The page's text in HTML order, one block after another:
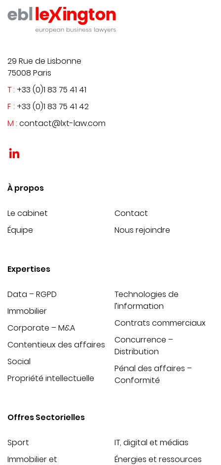
29 Rue de Lisbonne
75008 Paris
T : +33 (0)1 83 75 41 41
F : +33 (0)1 83 75 41 42
M : contact@lxt-law.com
À propos
Le cabinet
Équipe
Contact
Nous rejoindre
Expertises
Data – RGPD
Immobilier
Corporate – M&A
Contentieux des affaires
Social
Propriété intellectuelle
Technologies de
l’information
Contrats commerciaux
Concurrence –
Distribution
Pénal des affaires –
Conformité
Offres Sectorielles
Sport
Immobilier et
IT, digital et médias
Énergies et ressources